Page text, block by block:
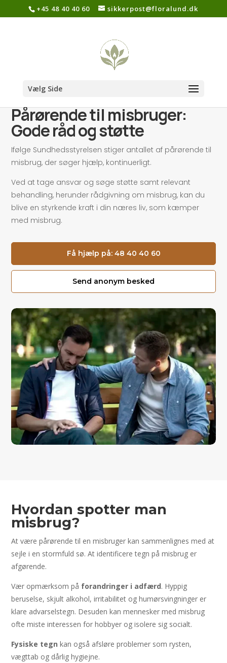
+45 48 40 40 60 sikkerpost@floralund.dk
Vælg Side
Pårørende til misbruger:
Gode råd og støtte
Ifølge Sundhedsstyrelsen stiger antallet af pårørende til
misbrug, der søger hjælp, kontinuerligt.
Ved at tage ansvar og søge støtte samt relevant
behandling, herunder rådgivning om misbrug, kan du
blive en styrkende kraft i din næres liv, som kæmper
med misbrug.
Få hjælp på: 48 40 40 60
Send anonym besked
Hvordan spotter man
misbrug?
At være pårørende til en misbruger kan sammenlignes med at
sejle i en stormfuld sø. At identificere tegn på misbrug er
afgørende.
Vær opmærksom på forandringer i adfærd. Hyppig
beruselse, skjult alkohol, irritabilitet og humørsvingninger er
klare advarselstegn. Desuden kan mennesker med misbrug
ofte miste interessen for hobbyer og isolere sig socialt.
Fysiske tegn kan også afsløre problemer som rysten,
vægttab og dårlig hygiejne.